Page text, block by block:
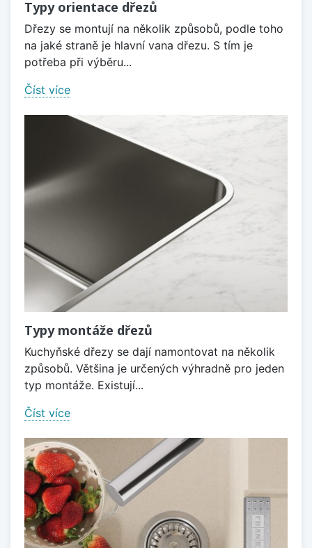
Typy orientace dřezů
Dřezy se montují na několik způsobů, podle toho
na jaké straně je hlavní vana dřezu. S tím je
potřeba při výběru...
Číst více
Typy montáže dřezů
Kuchyňské dřezy se dají namontovat na několik
způsobů. Většina je určených výhradně pro jeden
typ montáže. Existují...
Číst více